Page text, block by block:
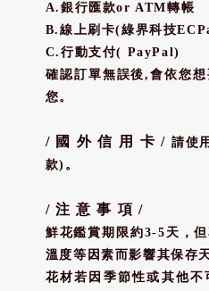
A.銀行匯款or ATM轉帳
B.線上刷卡(綠界科技
C.行動支付( PayPal)
確認訂單無誤後,會依您
您。
/ 國 外 信 用 卡 / 請使
款)。
/ 注 意 事 項 /
鮮花鑑賞期限約3-5天，
溫度等因素而影響其保存
花材若因季節性或其他